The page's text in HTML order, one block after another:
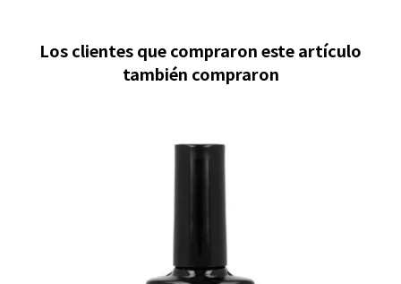
Los clientes que compraron este artículo
también compraron